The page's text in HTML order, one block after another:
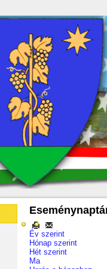
Év szerint
Hónap szerint
Hét szerint
Ma